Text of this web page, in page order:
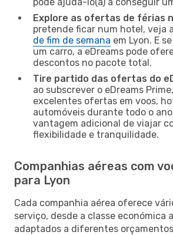
Explore as ofertas de férias
pretende ficar num hotel, veja
de fim de semana em Lyon. E
um carro, a eDreams pode
descontos no pacote total.
Tire partido das ofertas do
ao subscrever o eDreams
excelentes ofertas em voos,
automóveis durante todo o
vantagem adicional de viajar
flexibilidade e tranquilidade.
Companhias aéreas com
para Lyon
Cada companhia aérea oferece
serviço, desde a classe económica
adaptados a diferentes